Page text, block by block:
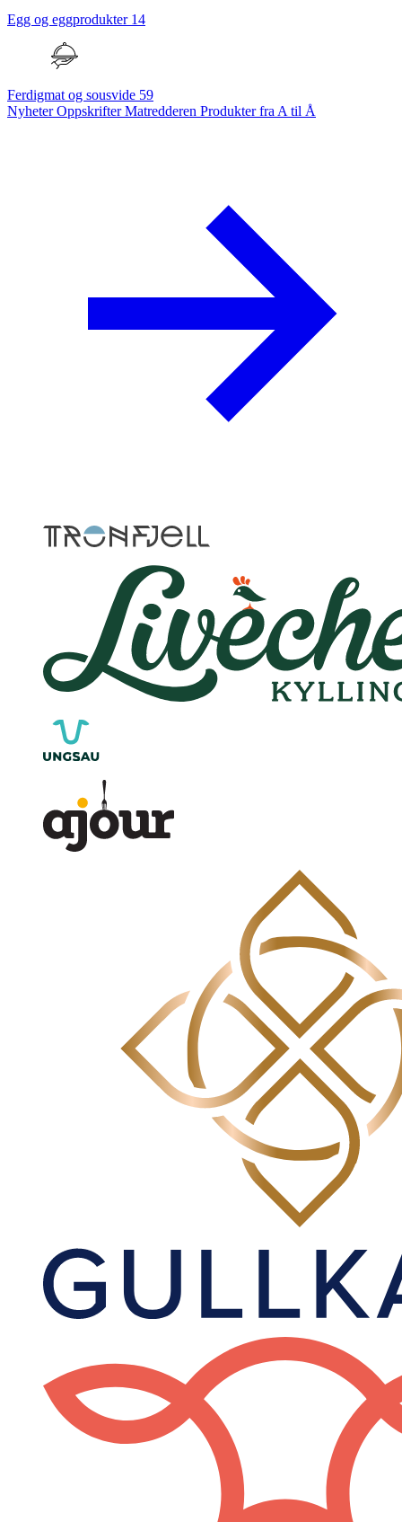
Egg og eggprodukter 14
Ferdigmat og sousvide 59
NyheterOppskrifterMatredderen Produkter fra A til Å